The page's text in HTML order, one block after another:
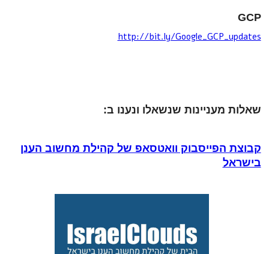
GCP
http://bit.ly/Google_GCP_updates
שאלות מעניינות שנשאלו ונענו ב:
קבוצת הפייסבוק וואטסאפ של קהילת מחשוב הענן
בישראל